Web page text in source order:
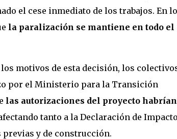
el cese inmediato de los trabajos. En
la paralización se mantiene en todo el
motivos de esta decisión, los
por el Ministerio para la Transición
las autorizaciones del proyecto habrían
tanto a la Declaración de Impacto
y de construcción.